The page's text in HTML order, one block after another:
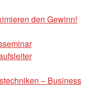
den Gewinn!
– Business